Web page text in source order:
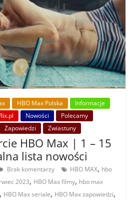
HBO Max Polska
Informacje
Nowości
Polecamy
Zapowiedzi Zwiastuny
HBO Max | 1 – 15
lista nowości
Brak komentarzy HBO MAX, hbo
2023, HBO Max filmy, hbo max
, HBO Max seriale, HBO Max zapowiedzi,